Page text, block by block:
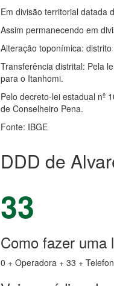
Em divisão territorial datada
Assim permanecendo em
Alteração toponímica:
Transferência distrital: Pela
para o Itanhomi.
Pelo decreto-lei estadual nº
de Conselheiro Pena.
Fonte: IBGE
DDD de
33
Como fazer uma
0 + Operadora + 33 +